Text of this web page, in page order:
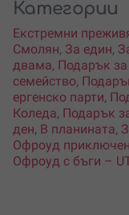
Категории
Екстремни
Смолян, За един,
двама, Подарък за
семейство,
ергенско парти,
Коледа, Подарък
ден, В планината,
Офроуд
Офроуд с бъги –